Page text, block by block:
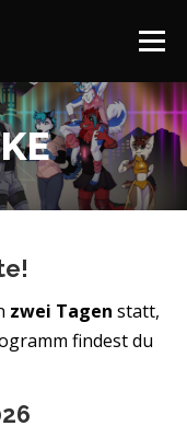
Menü
zwei Tagen statt,
findest du